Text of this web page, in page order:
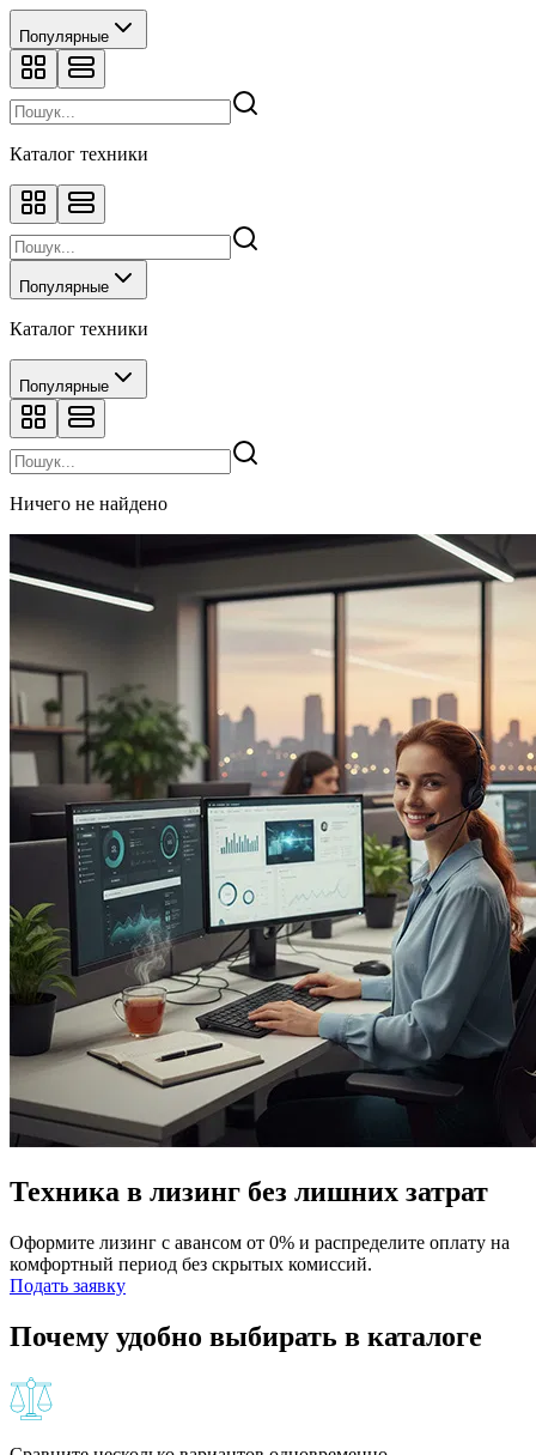
Популярные
Каталог техники
Популярные
Каталог техники
Популярные
Ничего не найдено
Техника в лизинг без лишних затрат
Оформите лизинг с авансом от 0% и распределите оплату на
комфортный период без скрытых комиссий.
Подать заявку
Почему удобно выбирать в каталоге